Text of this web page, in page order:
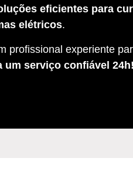
eficientes para
elétricos.
profissional experiente
um serviço confiável 24h!